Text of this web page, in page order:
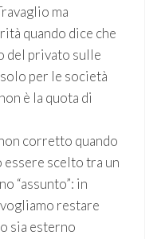
ma
quando dice che
del privato sulle
per le società
è la quota di
corretto quando
essere scelto tra un
“assunto”: in
vogliamo restare
sia esterno